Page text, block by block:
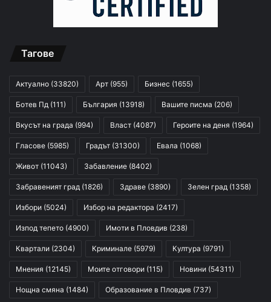
Тагове
Актуално (33820) Арт (955) Бизнес (1655)
Ботев Пд (111) България (13918) Вашите писма (206)
Вкусът на града (994) Власт (4087) Героите на деня (1964)
Гласове (5985) Градът (31300) Евала (1068)
Живот (11043) Забавление (8402)
Забравеният град (1826) Здраве (3890) Зелен град (1358)
Избори (5024) Избор на редактора (2417)
Изпод тепето (4900) Имоти в Пловдив (238)
Квартали (2304) Криминале (5979) Култура (9791)
Мнения (12145) Моите отговори (115) Новини (54311)
Нощна смяна (1484) Образование в Пловдив (737)